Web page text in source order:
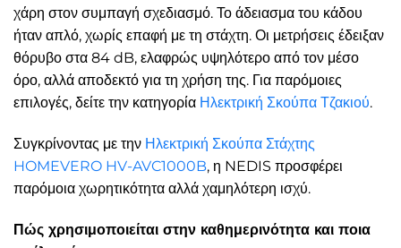
χάρη στον συμπαγή σχεδιασμό. Το άδειασμα του κάδου
ήταν απλό, χωρίς επαφή με τη στάχτη. Οι μετρήσεις έδειξαν
θόρυβο στα 84 dB, ελαφρώς υψηλότερο από τον μέσο
όρο, αλλά αποδεκτό για τη χρήση της. Για παρόμοιες
επιλογές, δείτε την κατηγορία Ηλεκτρική Σκούπα Τζακιού.
Συγκρίνοντας με την Ηλεκτρική Σκούπα Στάχτης
HOMEVERO HV-AVC1000B, η NEDIS προσφέρει
παρόμοια χωρητικότητα αλλά χαμηλότερη ισχύ.
Πώς χρησιμοποιείται στην καθημερινότητα και ποια